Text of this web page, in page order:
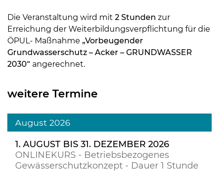
Die Veranstaltung wird mit 2 Stunden zur
Erreichung der Weiterbildungsverpflichtung für die
ÖPUL- Maßnahme „Vorbeugender
Grundwasserschutz – Acker – GRUNDWASSER
2030“ angerechnet.
weitere Termine
August 2026
1. AUGUST BIS 31. DEZEMBER 2026
ONLINEKURS - Betriebsbezogenes
Gewässerschutzkonzept - Dauer 1 Stunde